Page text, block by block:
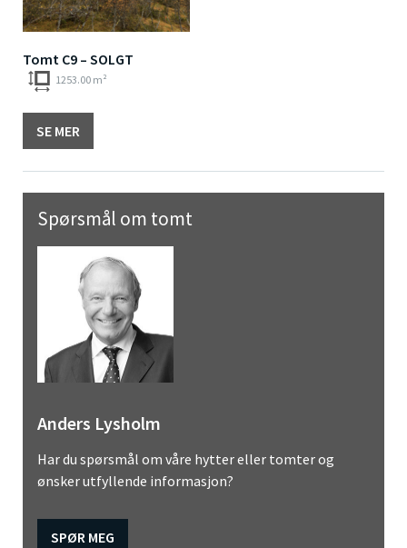
Tomt C9 – SOLGT
1253.00 m²
SE MER
Spørsmål om tomt
Anders Lysholm
Har du spørsmål om våre hytter eller tomter og
ønsker utfyllende informasjon?
SPØR MEG